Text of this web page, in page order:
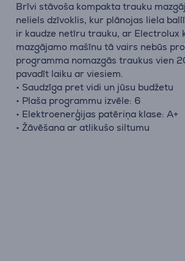
Brīvi stāvoša kompakta trauku
neliels dzīvoklis, kur plānojas liela
ir kaudze netīru trauku, ar Electrolux
mazgājamo mašīnu tā vairs nebūs
programma nomazgās traukus vien
pavadīt laiku ar viesiem.
• Saudzīga pret vidi un jūsu budžetu
• Plaša programmu izvēle: 6
• Elektroenerģijas patēriņa klase: A+
• Žāvēšana ar atlikušo siltumu